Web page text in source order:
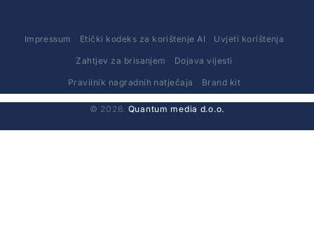
Impressum Etički kodeks za korištenje AI Uvjeti korištenja
Zahtjev za brisanjem Dojava vijesti
Pravilnik nagradnih natječaja Brand kit
© 2026. Quantum media d.o.o.